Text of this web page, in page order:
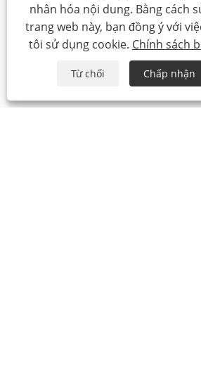
nhân hóa nội dung. Bằng cách
trang web này, bạn đồng ý với
tôi sử dụng cookie. Chính sách
Từ chối Chấp nhận